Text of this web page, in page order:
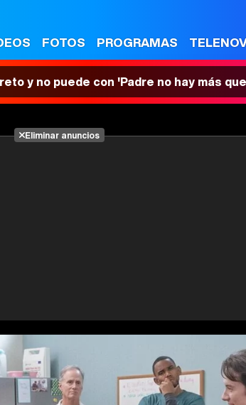
FOTOS PROGRAMAS
y no puede con 'Padre no hay más
Eliminar anuncios